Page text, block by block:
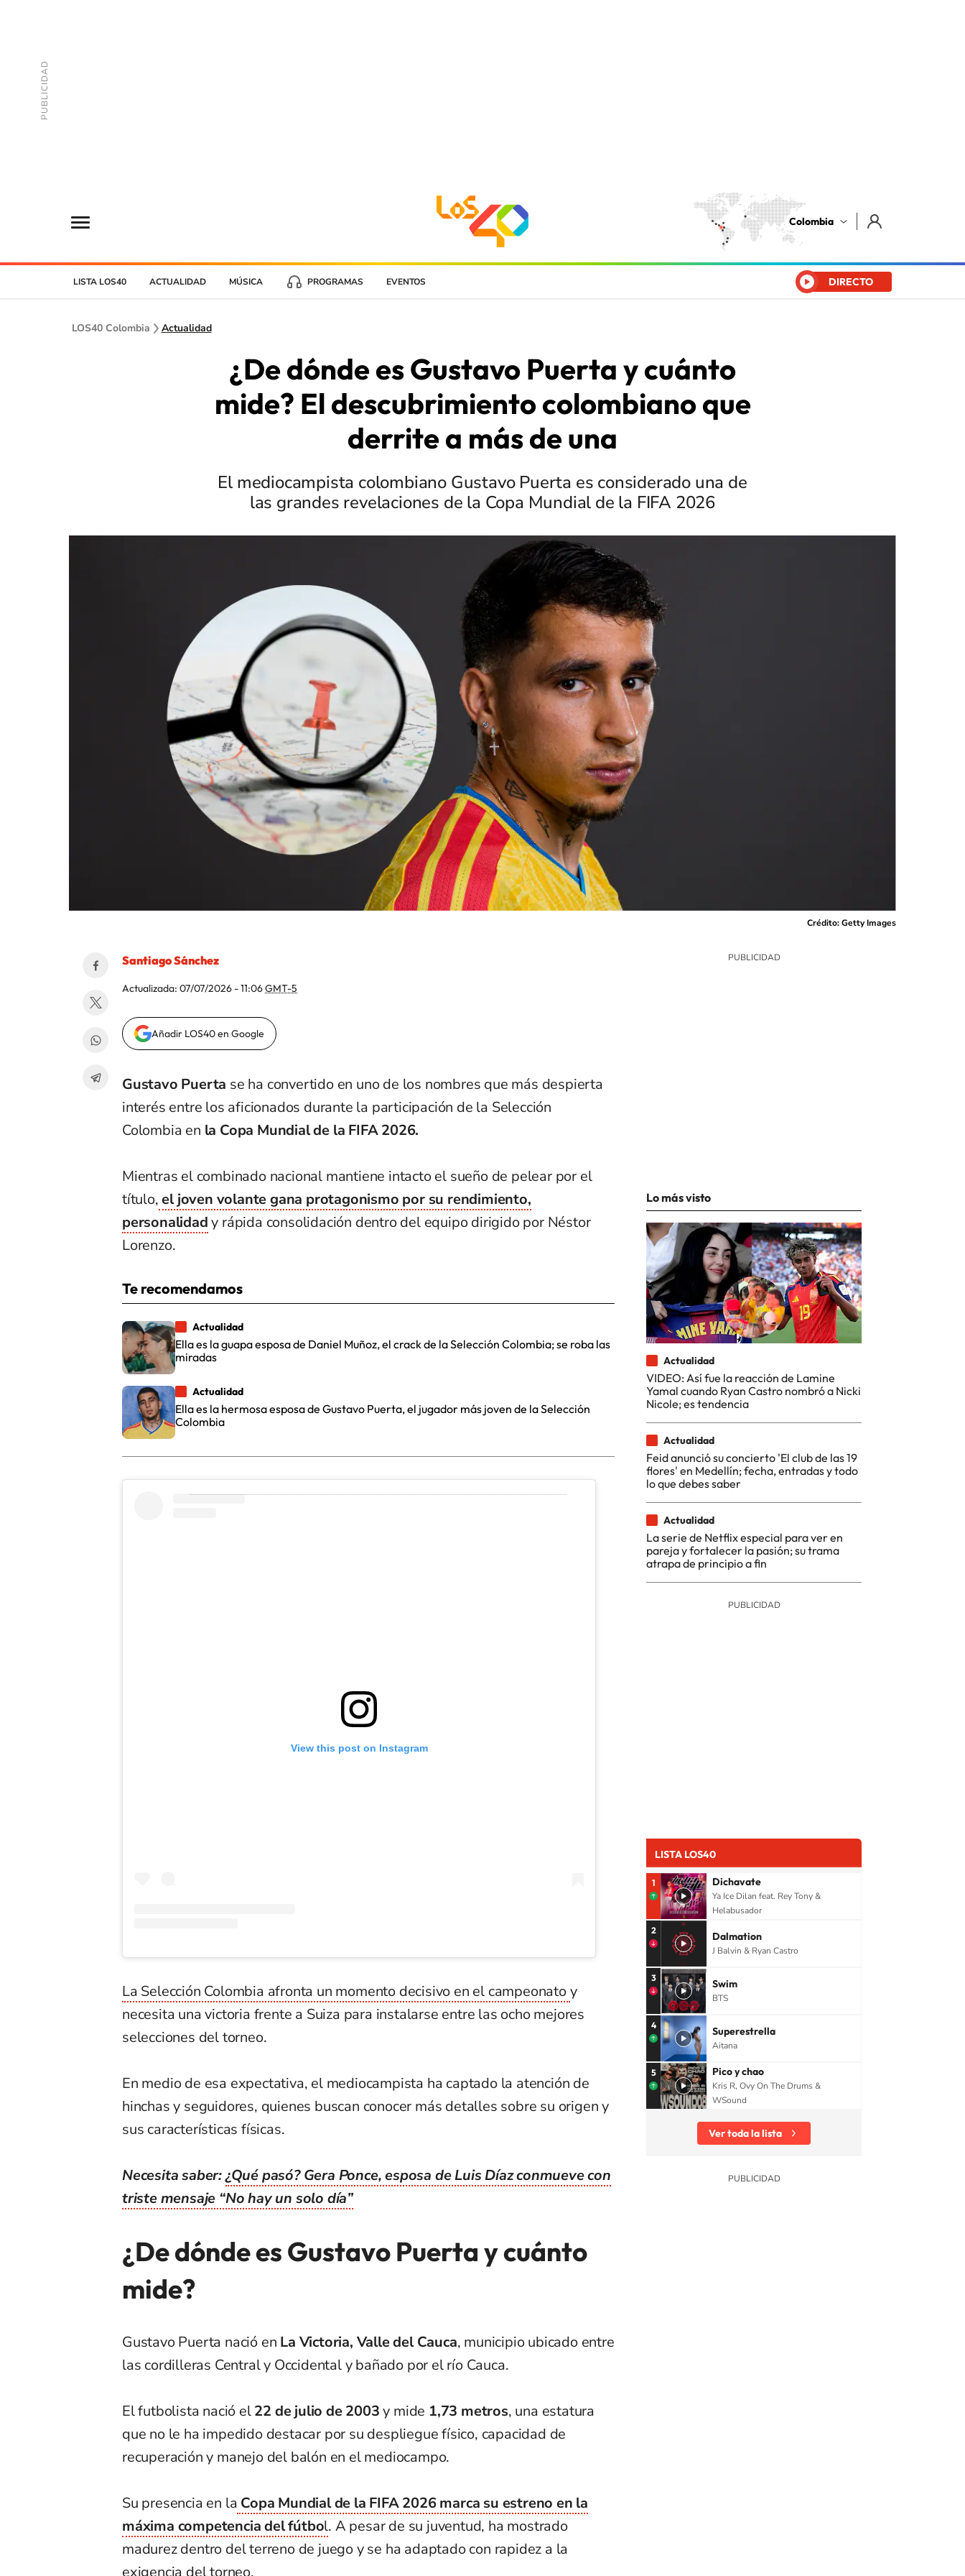
Colombia
LISTA LOS40 ACTUALIDAD MÚSICA PROGRAMAS EVENTOS DIRECTO
LOS40 Colombia Actualidad
¿De dónde es Gustavo Puerta y cuánto
mide? El descubrimiento colombiano que
derrite a más de una
El mediocampista colombiano Gustavo Puerta es considerado una de
las grandes revelaciones de la Copa Mundial de la FIFA 2026
Crédito: Getty Images
Santiago Sánchez
Actualizada: 07/07/2026 - 11:06GMT-5
Añadir LOS40 en Google
Gustavo Puerta se ha convertido en uno de los nombres que más despierta
interés entre los aficionados durante la participación de la Selección
Colombia en la Copa Mundial de la FIFA 2026.
Mientras el combinado nacional mantiene intacto el sueño de pelear por el
título, el joven volante gana protagonismo por su rendimiento,
personalidady rápida consolidación dentro del equipo dirigido por Néstor
Lorenzo.
Te recomendamos
Actualidad
Ella es la guapa esposa de Daniel Muñoz, el crack de la Selección Colombia; se roba las
miradas
Actualidad
Ella es la hermosa esposa de Gustavo Puerta, el jugador más joven de la Selección
Colombia
View this post on Instagram
La Selección Colombia afronta un momento decisivo en el campeonatoy
necesita una victoria frente a Suiza para instalarse entre las ocho mejores
selecciones del torneo.
En medio de esa expectativa, el mediocampista ha captado la atención de
hinchas y seguidores, quienes buscan conocer más detalles sobre su origen y
sus características físicas.
Necesita saber:¿Qué pasó? Gera Ponce, esposa de Luis Díaz conmueve con
triste mensaje “No hay un solo día”
¿De dónde es Gustavo Puerta y cuánto
mide?
Gustavo Puerta nació en La Victoria, Valle del Cauca, municipio ubicado entre
las cordilleras Central y Occidental y bañado por el río Cauca.
El futbolista nació el22 de julio de 2003y mide 1,73 metros, una estatura
que no le ha impedido destacar por su despliegue físico, capacidad de
recuperación y manejo del balón en el mediocampo.
Su presencia en la Copa Mundial de la FIFA 2026 marca su estreno en la
máxima competencia del fútbol. A pesar de su juventud, ha mostrado
madurez dentro del terreno de juego y se ha adaptado con rapidez a la
Lo más visto
Actualidad
VIDEO: Así fue la reacción de Lamine
Yamal cuando Ryan Castro nombró a Nicki
Nicole; es tendencia
Actualidad
Feid anunció su concierto 'El club de las 19
flores' en Medellín; fecha, entradas y todo
lo que debes saber
Actualidad
La serie de Netflix especial para ver en
pareja y fortalecer la pasión; su trama
atrapa de principio a fin
LISTA LOS40
1 Dichavate
Ya Ice Dilan feat. Rey Tony &
Helabusador
2 Dalmation
J Balvin & Ryan Castro
3 Swim
BTS
4 Superestrella
Aitana
5 Pico y chao
Kris R, Ovy On The Drums &
WSound
Ver toda la lista